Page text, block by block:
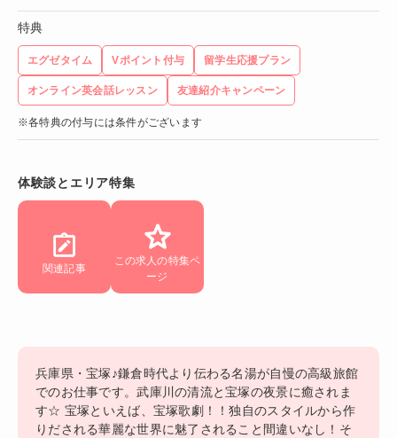
特典
エグゼタイム Vポイント付与 留学生応援プラン
オンライン英会話レッスン 友達紹介キャンペーン
※各特典の付与には条件がございます
体験談とエリア特集
関連記事
この求人の特集ペ
ージ
兵庫県・宝塚♪鎌倉時代より伝わる名湯が自慢の高級旅館
でのお仕事です。武庫川の清流と宝塚の夜景に癒されま
す☆ 宝塚といえば、宝塚歌劇！！独自のスタイルから作
りだされる華麗な世界に魅了されること間違いなし！そ